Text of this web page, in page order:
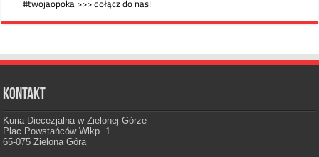
Kontakt
Kuria Diecezjalna w Zielonej Górze
Plac Powstańców Wlkp. 1
65-075 Zielona Góra